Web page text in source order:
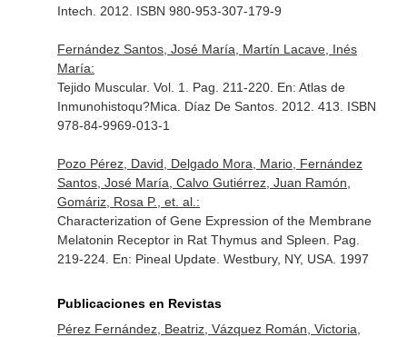
Intech. 2012. ISBN 980-953-307-179-9
Fernández Santos, José María, Martín Lacave, Inés
María:
Tejido Muscular. Vol. 1. Pag. 211-220. En: Atlas de
Inmunohistoqu?Mica . Díaz De Santos. 2012. 413. ISBN
978-84-9969-013-1
Pozo Pérez, David, Delgado Mora, Mario, Fernández
Santos, José María, Calvo Gutiérrez, Juan Ramón,
Gomáriz, Rosa P., et. al.:
Characterization of Gene Expression of the Membrane
Melatonin Receptor in Rat Thymus and Spleen. Pag.
219-224. En: Pineal Update. Westbury, NY, USA. 1997
Publicaciones en Revistas
Pérez Fernández, Beatriz, Vázquez Román, Victoria,